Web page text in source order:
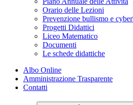
Orario delle Lezioni
Prevenzione bullismo e
Progetti Didattici
Liceo Matematico
Documenti
Le schede didattiche
Albo Online
Amministrazione Trasparente
Contatti